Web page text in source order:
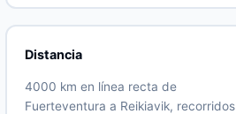
Distancia
4000 km en línea recta de
Fuerteventura a Reikiavik, recorridos